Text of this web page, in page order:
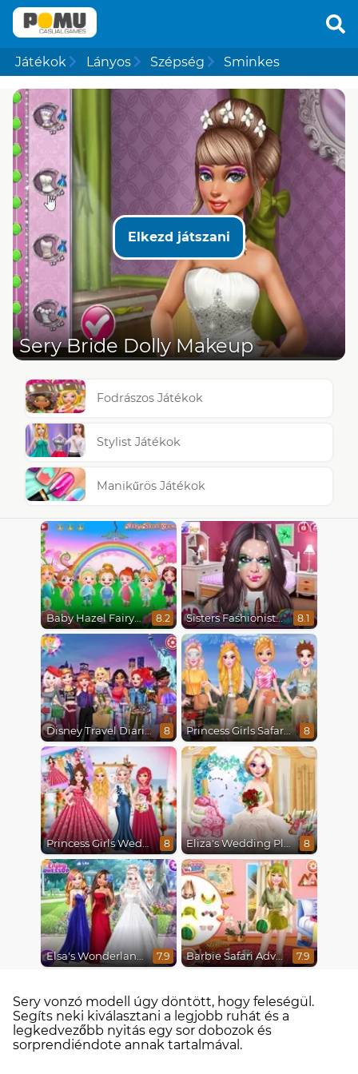
Játékok Lányos Szépség Sminkes
Elkezd játszani
Sery Bride Dolly Makeup
Fodrászos Játékok
Stylist Játékok
Manikűrös Játékok
Baby Hazel Fairyland Ballet 8.2 Sisters Fashionista Makeup 8.1
Disney Travel Diaries: City Break 8 Princess Girls Safari Trip 8
Princess Girls Wedding Trip 8 Eliza's Wedding Planner 8
Elsa's Wonderland Wedding 7.9 Barbie Safari Adventure 7.9
Sery vonzó modell úgy döntött, hogy feleségül.
Segíts neki kiválasztani a legjobb ruhát és a
legkedvezőbb nyitás egy sor dobozok és
sorprendiéndote annak tartalmával.